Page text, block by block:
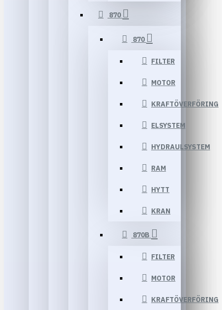
870
870
FILTER
MOTOR
KRAFTÖVERFÖRING
ELSYSTEM
HYDRAULSYSTEM
RAM
HYTT
KRAN
870B
FILTER
MOTOR
KRAFTÖVERFÖRING